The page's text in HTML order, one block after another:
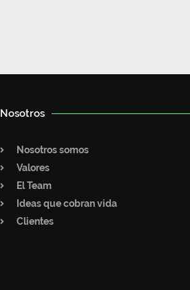
Nosotros
Nosotros somos
Valores
El Team
Ideas que cobran vida
Clientes